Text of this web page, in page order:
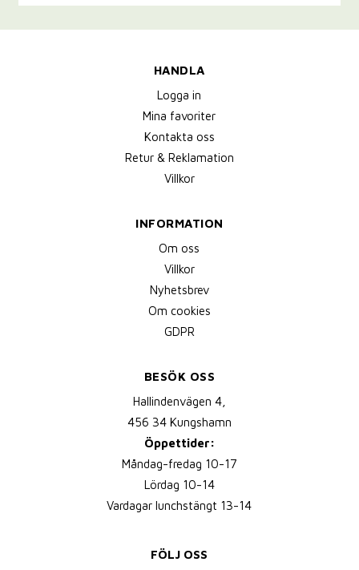
HANDLA
Logga in
Mina favoriter
Kontakta oss
Retur & Reklamation
Villkor
INFORMATION
Om oss
Villkor
Nyhetsbrev
Om cookies
GDPR
BESÖK OSS
Hallindenvägen 4,
456 34 Kungshamn
Öppettider:
Måndag-fredag 10-17
Lördag 10-14
Vardagar lunchstängt 13-14
FÖLJ OSS